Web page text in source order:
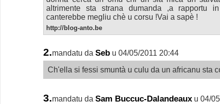
altrimente sta strana dumanda ,a rapportu
canterebbe megliu chè u corsu !Vai a sapè !
http://blog-anto.be
2.mandatu da Seb u 04/05/2011 20:44
Ch'ella si fessi smuntà u culu da un africanu sta
3.mandatu da Sam Buccuc-Dalandeaux u 04/